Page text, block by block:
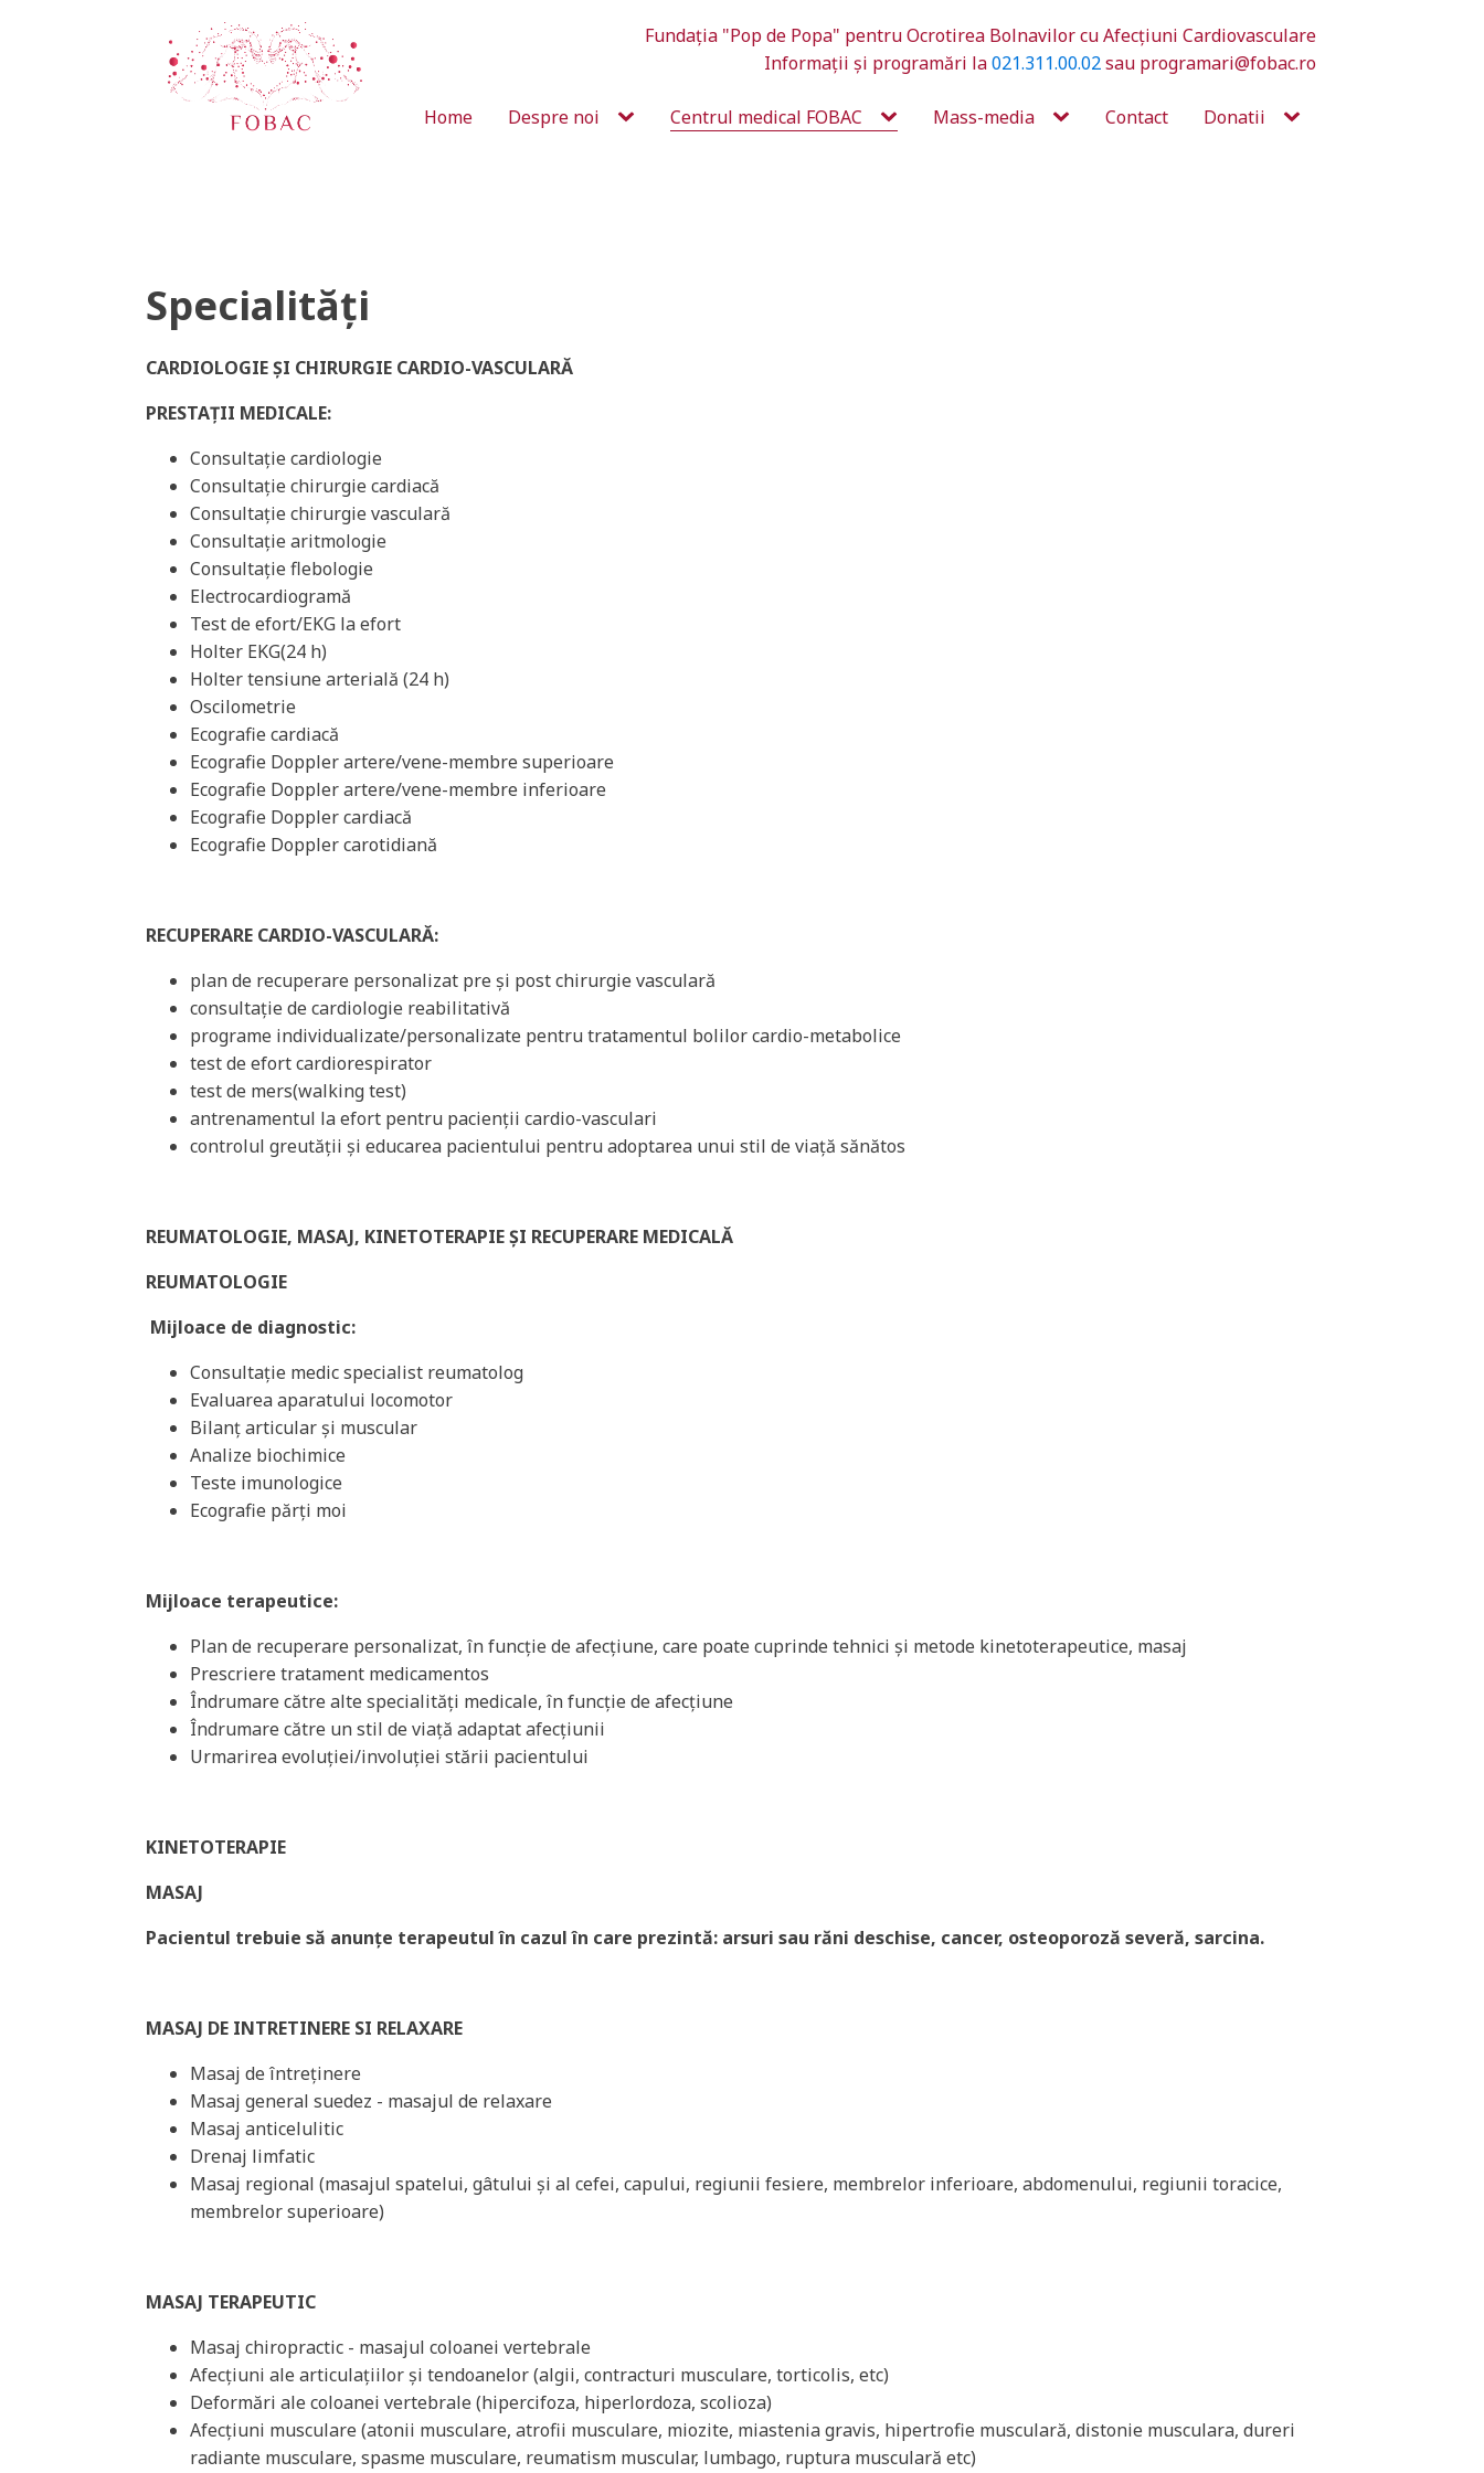
Fundația "Pop de Popa" pentru Ocrotirea Bolnavilor cu Afecțiuni Cardiovasculare
Informații și programări la021.311.00.02sau programari@fobac.ro
Home Despre noi Centrul medical FOBAC Mass-media Contact Donatii
Specialități
CARDIOLOGIE ȘI CHIRURGIE CARDIO-VASCULARĂ
PRESTAȚII MEDICALE:
Consultație cardiologie
Consultație chirurgie cardiacă
Consultație chirurgie vasculară
Consultație aritmologie
Consultație flebologie
Electrocardiogramă
Test de efort/EKG la efort
Holter EKG(24 h)
Holter tensiune arterială (24 h)
Oscilometrie
Ecografie cardiacă
Ecografie Doppler artere/vene-membre superioare
Ecografie Doppler artere/vene-membre inferioare
Ecografie Doppler cardiacă
Ecografie Doppler carotidiană
RECUPERARE CARDIO-VASCULARĂ:
plan de recuperare personalizat pre și post chirurgie vasculară
consultație de cardiologie reabilitativă
programe individualizate/personalizate pentru tratamentul bolilor cardio-metabolice
test de efort cardiorespirator
test de mers(walking test)
antrenamentul la efort pentru pacienții cardio-vasculari
controlul greutății și educarea pacientului pentru adoptarea unui stil de viață sănătos
REUMATOLOGIE, MASAJ, KINETOTERAPIE ȘI RECUPERARE MEDICALĂ
REUMATOLOGIE
Mijloace de diagnostic:
Consultație medic specialist reumatolog
Evaluarea aparatului locomotor
Bilanț articular și muscular
Analize biochimice
Teste imunologice
Ecografie părți moi
Mijloace terapeutice:
Plan de recuperare personalizat, în funcție de afecțiune, care poate cuprinde tehnici și metode kinetoterapeutice, masaj
Prescriere tratament medicamentos
Îndrumare către alte specialități medicale, în funcție de afecțiune
Îndrumare către un stil de viață adaptat afecțiunii
Urmarirea evoluției/involuției stării pacientului
KINETOTERAPIE
MASAJ
Pacientul trebuie să anunțe terapeutulîn cazulîn care prezintă: arsuri sau răni deschise, cancer, osteoporoză severă, sarcina.
MASAJ DE INTRETINERE SI RELAXARE
Masaj de întreținere
Masaj general suedez - masajul de relaxare
Masaj anticelulitic
Drenaj limfatic
Masaj regional (masajul spatelui, gâtului și al cefei, capului, regiunii fesiere, membrelor inferioare, abdomenului, regiunii toracice,
membrelor superioare)
MASAJ TERAPEUTIC
Masaj chiropractic - masajul coloanei vertebrale
Afecțiuni ale articulațiilor și tendoanelor (algii, contracturi musculare, torticolis, etc)
Deformări ale coloanei vertebrale (hipercifoza, hiperlordoza, scolioza)
Afecțiuni musculare (atonii musculare, atrofii musculare, miozite, miastenia gravis, hipertrofie musculară, distonie musculara, dureri
radiante musculare, spasme musculare, reumatism muscular, lumbago, ruptura musculară etc)